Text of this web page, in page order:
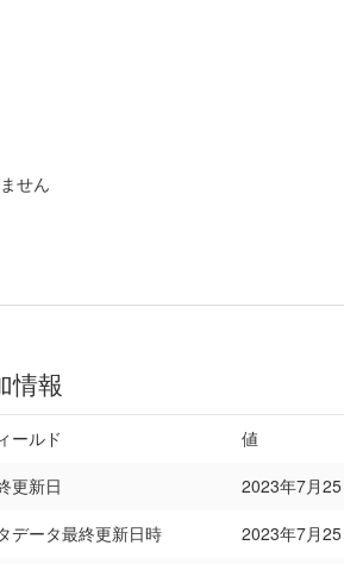
せん
情報
ールド
値
更新日
2023年7月25
データ最終更新日時
2023年7月25